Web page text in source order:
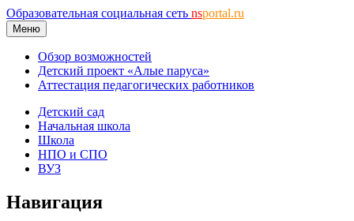
Образовательная социальная сеть nsportal.ru
Меню
Обзор возможностей
Детский проект «Алые паруса»
Аттестация педагогических работников
Детский сад
Начальная школа
Школа
НПО и СПО
ВУЗ
Навигация